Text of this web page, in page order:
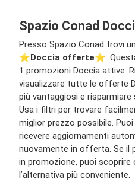
Spazio Conad
Presso Spazio Conad trovi
⭐️Doccia offerte⭐️.
1 promozioni Doccia attive.
visualizzare tutte le offerte
più vantaggiosi e
Usa i filtri per trovare
miglior prezzo possibile.
ricevere aggiornamenti
nuovamente in offerta. Se il
in promozione, puoi
l’alternativa più conveniente.